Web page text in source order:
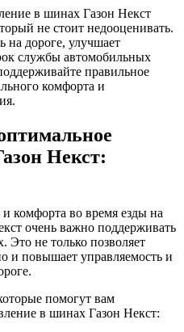
в шинах Газон Некст
не стоит недооценивать.
на дороге, улучшает
службы автомобильных
правильное
комфорта и
Некст:
комфорта во время езды на
очень важно поддерживать
Это не только позволяет
и повышает управляемость и
помогут вам
в шинах Газон Некст: